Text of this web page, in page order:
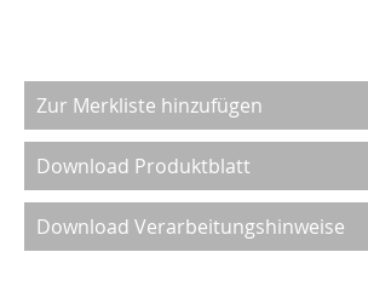
Zur Merkliste hinzufügen
Download Produktblatt
Download Verarbeitungshinweise